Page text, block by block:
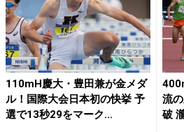
110mH慶大・豊田兼が金メダ
ル！国際大会日本初の快挙 予
選で13秒29をマーク...
流
破